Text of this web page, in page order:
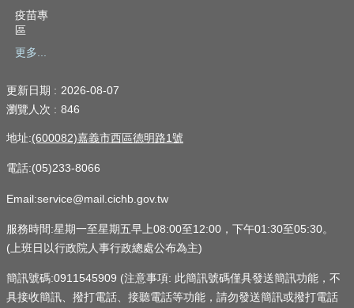
疫苗專
區
更多...
更新日期
2026-08-07
瀏覽人次
846
地址:(600082)嘉義市西區德明路1號
電話:(05)233-8066
Email:service@mail.cichb.gov.tw
服務時間:星期一至星期五早上08:00至12:00，下午01:30至05:30。
(上班日以行政院人事行政總處公布為主)
簡訊號碼:0911545909 (注意事項: 此簡訊號碼僅具發送簡訊功能，不
具接收簡訊、撥打電話、接聽電話等功能，請勿發送簡訊或撥打電話